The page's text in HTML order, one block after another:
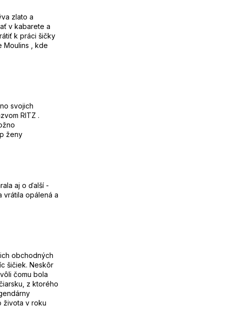
zlato a
v kabarete a
k práci šičky
Moulins , kde
svojich
RITZ .
ženy
aj o ďalší -
opálená a
obchodných
šičiek. Neskôr
čomu bola
z ktorého
života v roku